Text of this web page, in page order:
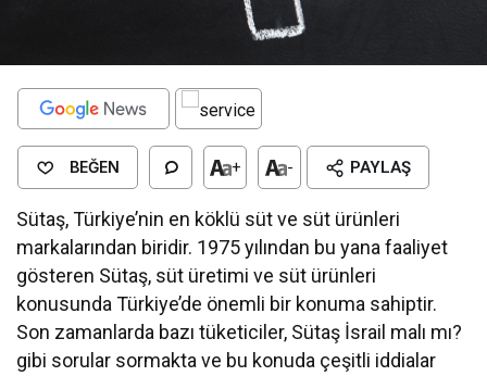
BEĞEN + - PAYLAŞ
Sütaş, Türkiye’nin en köklü süt ve süt ürünleri
markalarından biridir. 1975 yılından bu yana faaliyet
gösteren Sütaş, süt üretimi ve süt ürünleri
konusunda Türkiye’de önemli bir konuma sahiptir.
Son zamanlarda bazı tüketiciler, Sütaş İsrail malı mı?
gibi sorular sormakta ve bu konuda çeşitli iddialar